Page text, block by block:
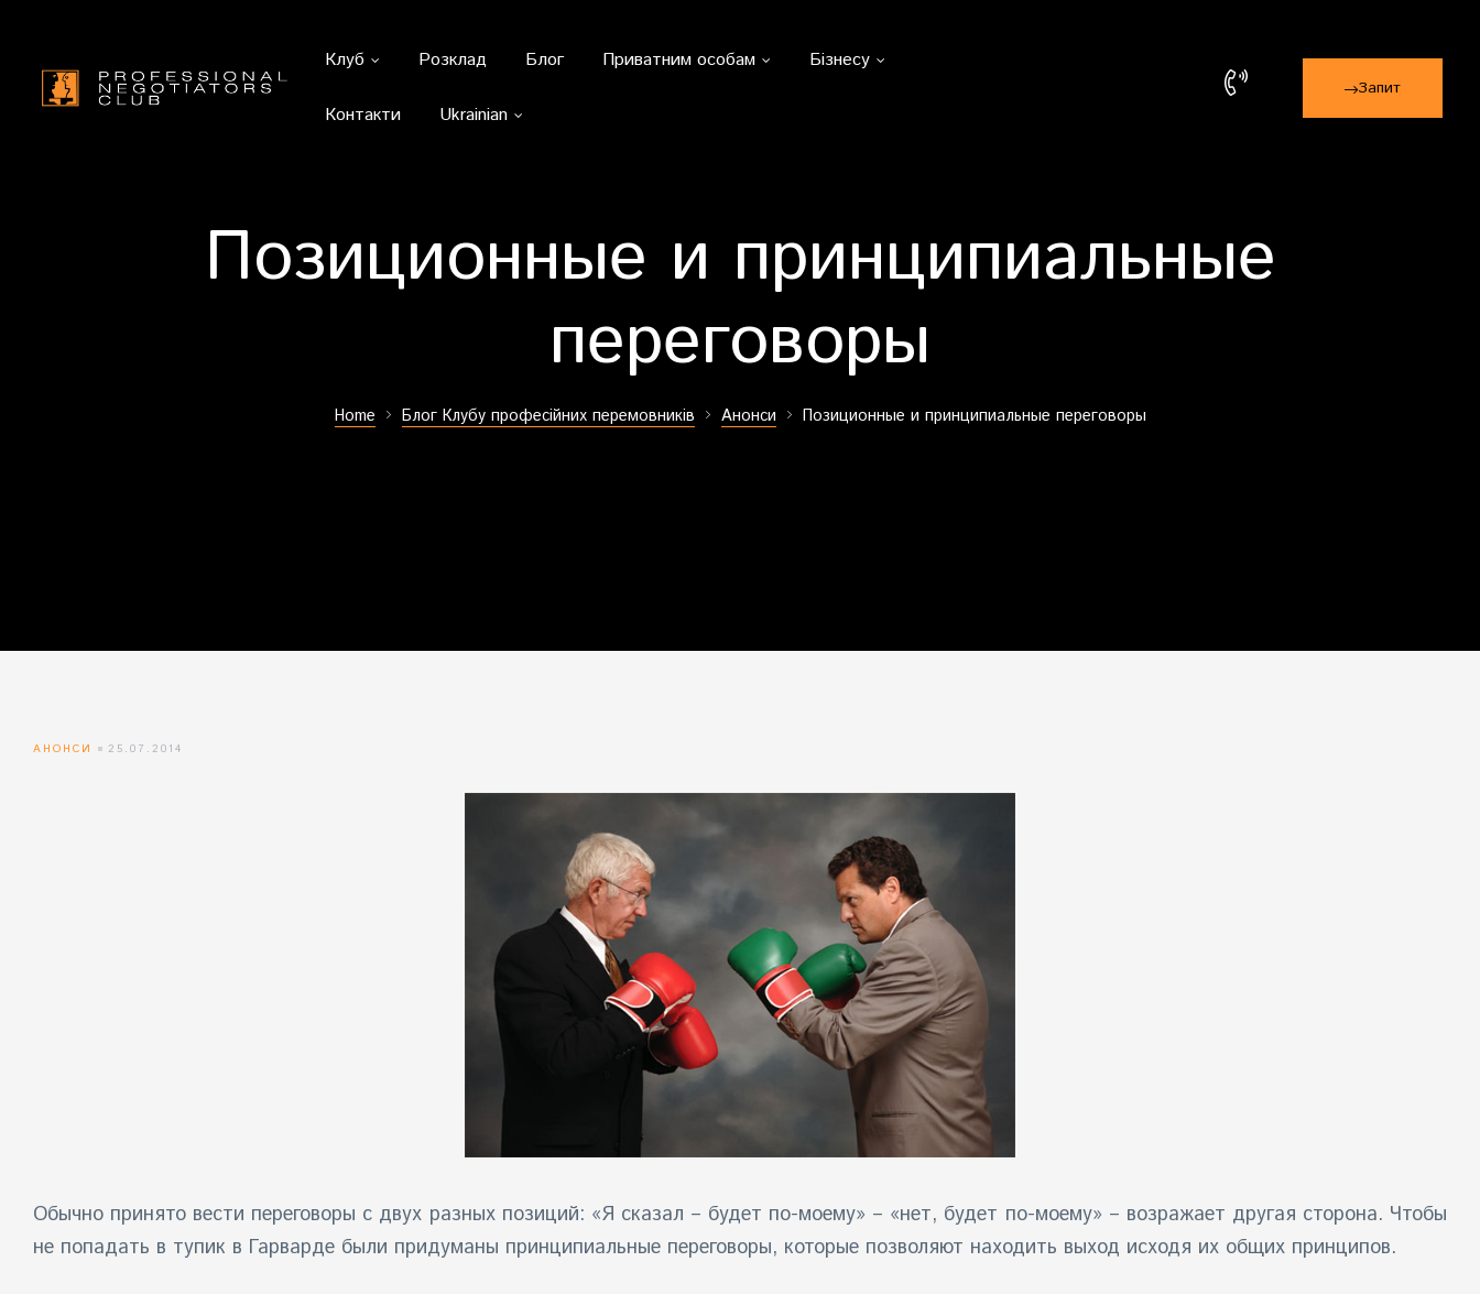
Клуб Розклад Блог Приватним особам Бізнесу
Контакти Ukrainian
Запит
Позиционные и принципиальные
переговоры
Home Блог Клубу професійних перемовників Анонси Позиционные и принципиальные переговоры
АНОНСИ 25.07.2014
Обычно принято вести переговоры с двух разных позиций: «Я сказал – будет по-моему» – «нет, будет по-моему» – возражает другая сторона. Чтобы
не попадать в тупик в Гарварде были придуманы принципиальные переговоры, которые позволяют находить выход исходя их общих принципов.